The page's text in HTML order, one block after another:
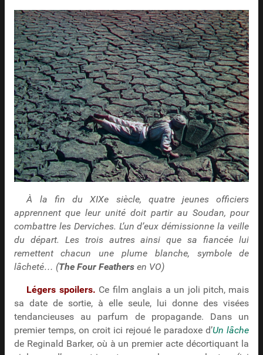
À la fin du XIXe siècle, quatre jeunes officiers
apprennent que leur unité doit partir au Soudan, pour
combattre les Derviches. L’un d’eux démissionne la veille
du départ. Les trois autres ainsi que sa fiancée lui
remettent chacun une plume blanche, symbole de
lâcheté… (The Four Feathersen VO)
Légers spoilers. Ce film anglais a un joli pitch, mais
sa date de sortie, à elle seule, lui donne des visées
tendancieuses au parfum de propagande. Dans un
premier temps, on croit ici rejoué le paradoxe d’Un lâche
de Reginald Barker, où à un premier acte décortiquant la